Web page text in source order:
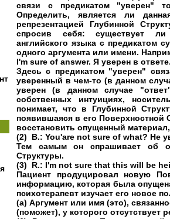
связи с предикатом "уверен"
Определить, является ли
репрезентацией Глубинной
спросив себя: существует ли
английского языка с предикатом
одного аргумента или имени.
I'm sure of answer. Я уверен в ответе.
Здесь с предикатом "уверен"
уверенный в чем-то (в данном
уверен (в данном случае
собственных интуициях,
понимает, что в Глубинной
появившаяся в его
восстановить опущенный
(2) В.: You'are not sure of what? He
Тем самым он спрашивает об
Структуры.
(3) R.: I'm not sure that this will be
Пациент продуцировал новую
информацию, которая была
психотерапевт изучает его новое
(а) Аргумент или имя (это),
(поможет), у которого отсутствует